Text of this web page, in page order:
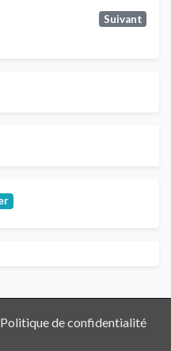
Suivant
Politique de confidentialité